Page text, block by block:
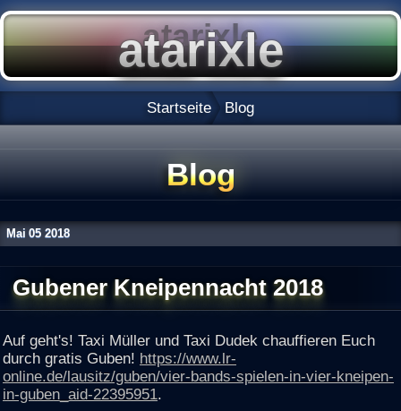
Startseite Blog
Blog
Mai 05 2018
Gubener Kneipennacht 2018
Auf geht's! Taxi Müller und Taxi Dudek chauffieren Euch
durch gratis Guben! https://www.lr-
online.de/lausitz/guben/vier-bands-spielen-in-vier-kneipen-
in-guben_aid-22395951.